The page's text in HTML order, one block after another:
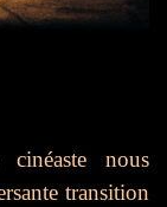
nous
transition